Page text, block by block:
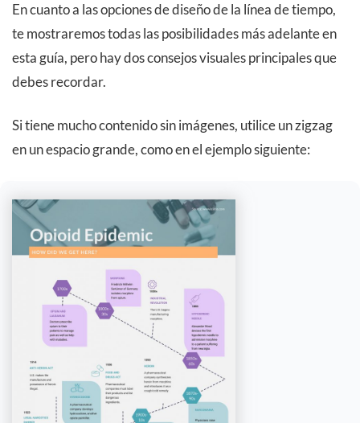
En cuanto a las opciones de diseño de la línea de tiempo,
te mostraremos todas las posibilidades más adelante en
esta guía, pero hay dos consejos visuales principales que
debes recordar.
Si tiene mucho contenido sin imágenes, utilice un zigzag
en un espacio grande, como en el ejemplo siguiente: